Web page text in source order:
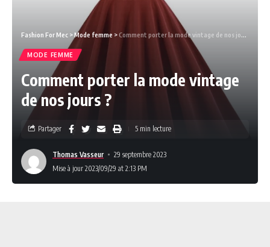
Fashion For Mec > Mode femme >Comment porter la mode vintage de nos jours ?
MODE FEMME
Comment porter la mode vintage
de nos jours ?
Thomas Vasseur
29 septembre 2023
Mise à jour 2023/09/29 at 2:13 PM
Partager 5 min lecture